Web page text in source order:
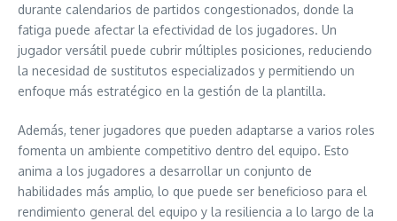
durante calendarios de partidos congestionados, donde la
fatiga puede afectar la efectividad de los jugadores. Un
jugador versátil puede cubrir múltiples posiciones, reduciendo
la necesidad de sustitutos especializados y permitiendo un
enfoque más estratégico en la gestión de la plantilla.
Además, tener jugadores que pueden adaptarse a varios roles
fomenta un ambiente competitivo dentro del equipo. Esto
anima a los jugadores a desarrollar un conjunto de
habilidades más amplio, lo que puede ser beneficioso para el
rendimiento general del equipo y la resiliencia a lo largo de la